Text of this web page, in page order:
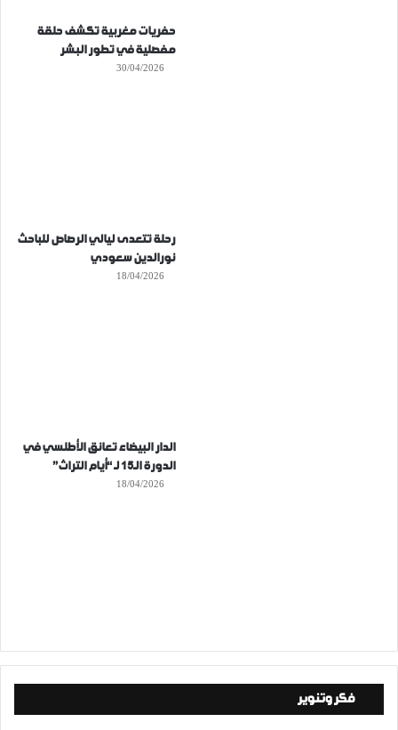
حفريات مغربية تكشف حلقة
مفصلية في تطور البشر
30/04/2026
رحلة تتعدى ليالي الرصاص للباحث
نورالدين سعودي
18/04/2026
الدار البيضاء تعانق الأطلسي في
الدورة الـ15 لـ “أيام التراث”
18/04/2026
فكر وتنوير